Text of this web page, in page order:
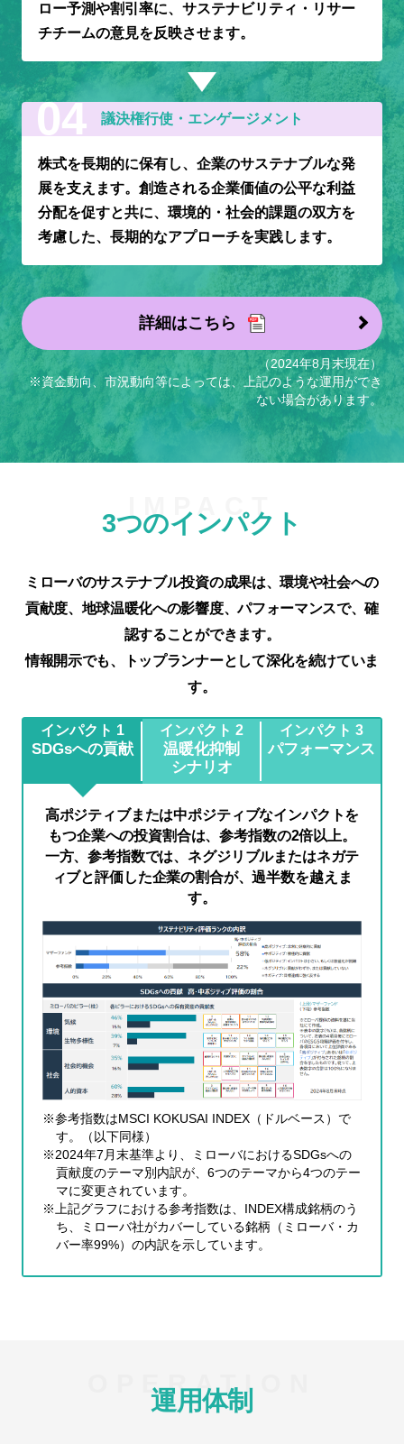
ロー予測や割引率に、サステナビリティ・リサー
チチームの意見を反映させます。
議決権行使・エンゲージメント
株式を長期的に保有し、企業のサステナブルな発
展を支えます。創造される企業価値の公平な利益
分配を促すと共に、環境的・社会的課題の双方を
考慮した、長期的なアプローチを実践します。
詳細はこちら
（2024年8月末現在）
※資金動向、市況動向等によっては、上記のような運用ができ
ない場合があります。
3つのインパクト
ミローバのサステナブル投資の成果は、環境や社会への
貢献度、地球温暖化への影響度、パフォーマンスで、確
認することができます。
情報開示でも、トップランナーとして深化を続けていま
す。
インパクト 1
SDGsへの貢献
インパクト 2
温暖化抑制
シナリオ
インパクト 3
パフォーマンス
高ポジティブまたは中ポジティブなインパクトを
もつ企業への投資割合は、参考指数の2倍以上。
一方、参考指数では、ネグジリブルまたはネガテ
ィブと評価した企業の割合が、過半数を越えま
す。
※参考指数はMSCI KOKUSAI INDEX（ドルベース）で
す。（以下同様）
※2024年7月末基準より、ミローバにおけるSDGsへの
貢献度のテーマ別内訳が、6つのテーマから4つのテー
マに変更されています。
※上記グラフにおける参考指数は、INDEX構成銘柄のう
ち、ミローバ社がカバーしている銘柄（ミローバ・カ
バー率99%）の内訳を示しています。
運用体制